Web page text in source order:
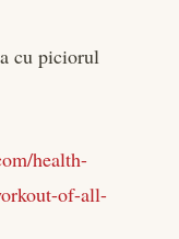
cu piciorul
health-
of-all-